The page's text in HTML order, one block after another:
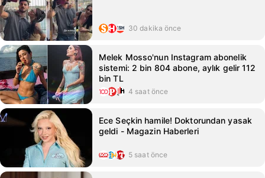
30 dakika önce
Melek Mosso'nun Instagram abonelik
sistemi: 2 bin 804 abone, aylık gelir 112
bin TL
4 saat önce
Ece Seçkin hamile! Doktorundan yasak
geldi - Magazin Haberleri
5 saat önce